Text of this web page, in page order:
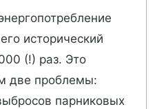
исторический
(!) раз. Это
две проблемы:
парниковых